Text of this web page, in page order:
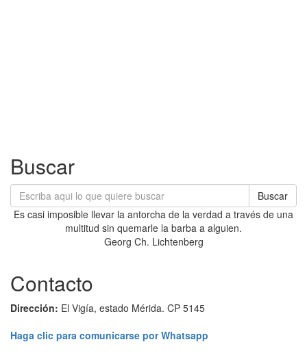
Buscar
Buscar
Es casi imposible llevar la antorcha de la verdad a través de una
multitud sin quemarle la barba a alguien.
Georg Ch. Lichtenberg
Contacto
Dirección: El Vigía, estado Mérida. CP 5145
Haga clic para comunicarse por Whatsapp